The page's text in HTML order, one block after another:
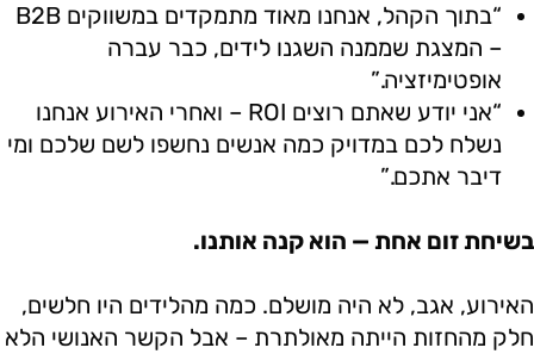
“בתוך הקהל, אנחנו מאוד מתמקדים במשווקים B2B
– המצגת שממנה השגנו לידים, כבר עברה
אופטימיזציה.”
“אני יודע שאתם רוצים ROI – ואחרי האירוע אנחנו
נשלח לכם במדויק כמה אנשים נחשפו לשם שלכם ומי
דיבר אתכם.”
בשיחת זום אחת — הוא קנה אותנו.
האירוע, אגב, לא היה מושלם. כמה מהלידים היו חלשים,
חלק מהחזות הייתה מאולתרת – אבל הקשר האנושי הלא